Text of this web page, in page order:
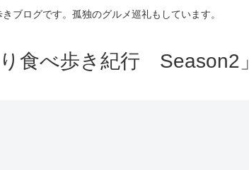
ブログです。孤独のグルメ巡礼もしています。
食べ歩き紀行 Season2」